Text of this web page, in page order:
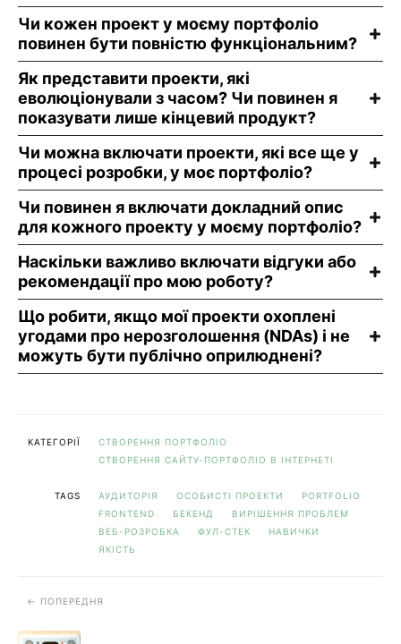
Чи кожен проект у моєму портфоліо
повинен бути повністю функціональним?
Як представити проекти, які
еволюціонували з часом? Чи повинен я
показувати лише кінцевий продукт?
Чи можна включати проекти, які все ще у
процесі розробки, у моє портфоліо?
Чи повинен я включати докладний опис
для кожного проекту у моєму портфоліо?
Наскільки важливо включати відгуки або
рекомендації про мою роботу?
Що робити, якщо мої проекти охоплені
угодами про нерозголошення (NDAs) і не
можуть бути публічно оприлюднені?
КАТЕГОРІЇ
СТВОРЕННЯ ПОРТФОЛІО
СТВОРЕННЯ САЙТУ-ПОРТФОЛІО В ІНТЕРНЕТІ
TAGS АУДИТОРІЯ ОСОБИСТІ ПРОЕКТИ
PORTFOLIO
FRONTEND
БЕКЕНД
ВИРІШЕННЯ ПРОБЛЕМ
ВЕБ-РОЗРОБКА
ФУЛ-СТЕК
НАВИЧКИ
ЯКІСТЬ
ПОПЕРЕДНЯ